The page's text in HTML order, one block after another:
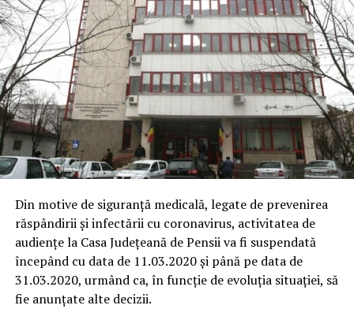
Din motive de siguranță medicală, legate de prevenirea
răspândirii și infectării cu coronavirus, activitatea de
audiențe la Casa Judeţeană de Pensii va fi suspendată
începând cu data de 11.03.2020 și până pe data de
31.03.2020, urmând ca, în funcție de evoluția situației, să
fie anunțate alte decizii.